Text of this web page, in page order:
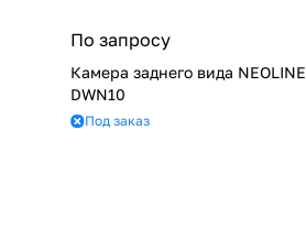
По запросу
Камера заднего вида NEOLINE
DWN10
Под заказ